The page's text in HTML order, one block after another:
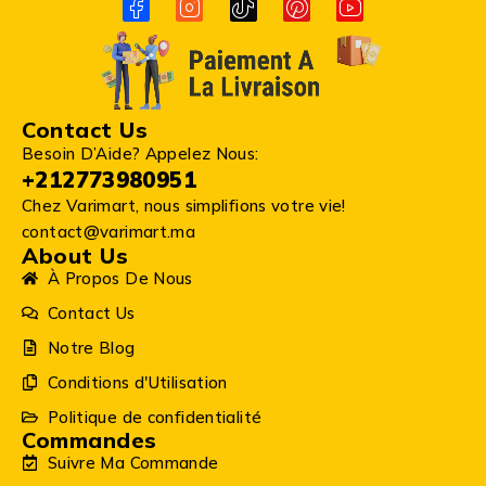
Contact Us
Besoin D’Aide? Appelez Nous:
+212773980951
Chez Varimart, nous simplifions votre vie!
contact@varimart.ma
About Us
À Propos De Nous
Contact Us
Notre Blog
Conditions d'Utilisation
Politique de confidentialité
Commandes
Suivre Ma Commande